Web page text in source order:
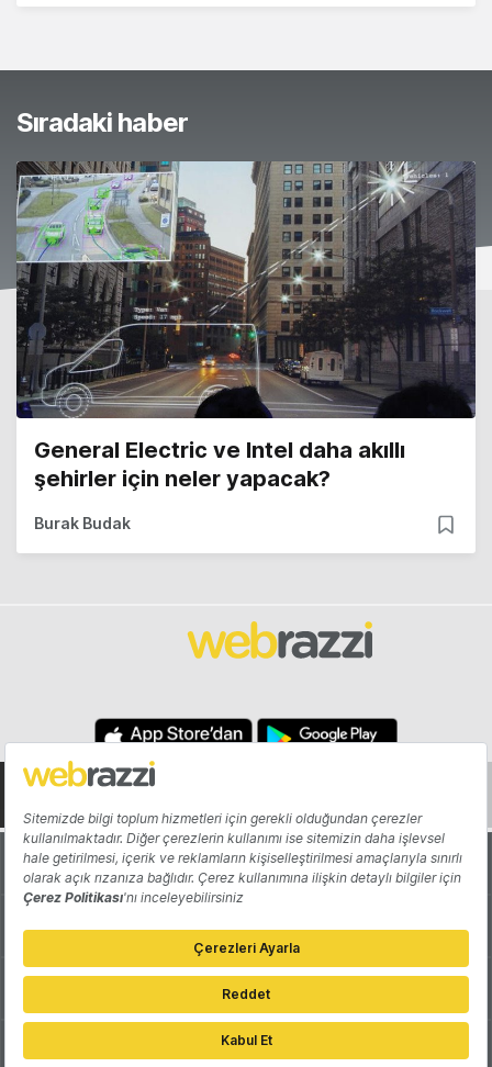
Sıradaki haber
General Electric ve Intel daha akıllı
şehirler için neler yapacak?
Burak Budak
Hakkında Yazarlar
Katkıda Bulun Reklam